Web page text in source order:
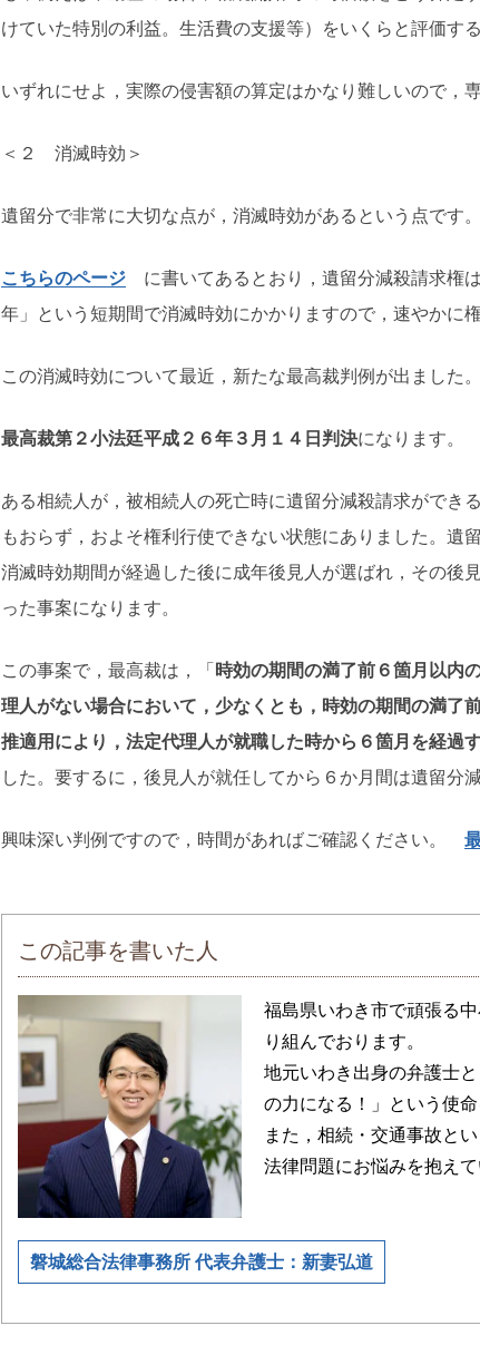
けていた特別の利益。生活費の支援等）をいくらと評価す
いずれにせよ，実際の侵害額の算定はかなり難しいので，
＜２ 消滅時効＞
遺留分で非常に大切な点が，消滅時効があるという点です。
こちらのページ に書いてあるとおり，遺留分減殺請求権
年」という短期間で消滅時効にかかりますので，速やかに
この消滅時効について最近，新たな最高裁判例が出ました。
最高裁第２小法廷平成２６年３月１４日判決になります。
ある相続人が，被相続人の死亡時に遺留分減殺請求ができ
もおらず，およそ権利行使できない状態にありました。遺
消滅時効期間が経過した後に成年後見人が選ばれ，その後
った事案になります。
この事案で，最高裁は，「 時効の期間の満了前６箇月以内
理人がない場合において，少なくとも，時効の期間の満了
推適用により，法定代理人が就職した時から６箇月を経過
した。要するに，後見人が就任してから６か月間は遺留分
興味深い判例ですので，時間があればご確認ください。
この記事を書いた人
福島県いわき市で頑張る
り組んでおります。
地元いわき出身の弁護士
の力になる！」という使
また，相続・交通事故と
法律問題にお悩みを抱え
磐城総合法律事務所 代表弁護士：新妻弘道